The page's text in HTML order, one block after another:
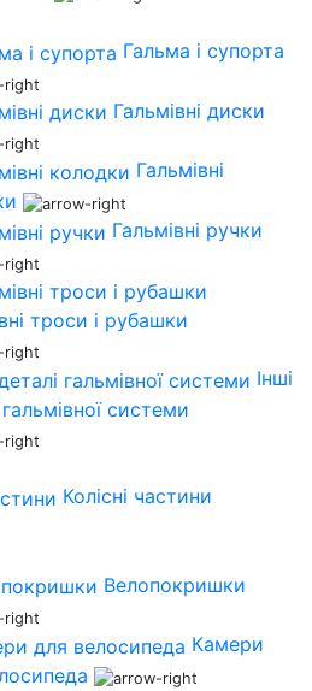
Гальма і супорта
Гальмівні диски
Гальмівні
Гальмівні ручки
троси і рубашки
Інші
системи
Колісні частини
Велопокришки
Камери